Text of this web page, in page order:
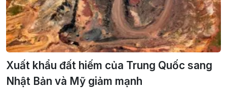
Xuất khẩu đất hiếm của Trung Quốc sang
Nhật Bản và Mỹ giảm mạnh